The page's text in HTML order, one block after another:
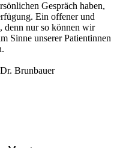
Gespräch haben,
Ein offener und
denn nur so können wir
Sinne unserer Patientinnen
Brunbauer